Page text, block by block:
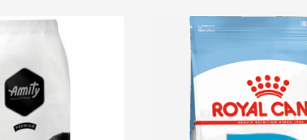
Se souvenir de moi
SE CONNECTER